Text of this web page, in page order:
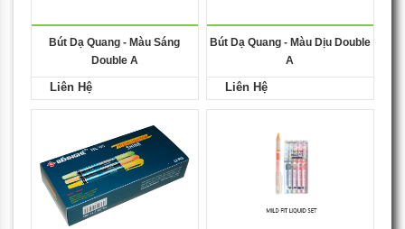
Bút Dạ Quang - Màu Sáng
Double A
Liên Hệ
Bút Dạ Quang - Màu Dịu Double
A
Liên Hệ